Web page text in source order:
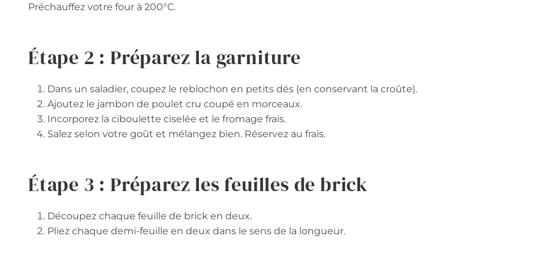
Préchauffez votre four à 200°C.
Étape 2 : Préparez la garniture
Dans un saladier, coupez le reblochon en petits dés (en conservant la croûte).
Ajoutez le jambon de poulet cru coupé en morceaux.
Incorporez la ciboulette ciselée et le fromage frais.
Salez selon votre goût et mélangez bien. Réservez au frais.
Étape 3 : Préparez les feuilles de brick
Découpez chaque feuille de brick en deux.
Pliez chaque demi-feuille en deux dans le sens de la longueur.